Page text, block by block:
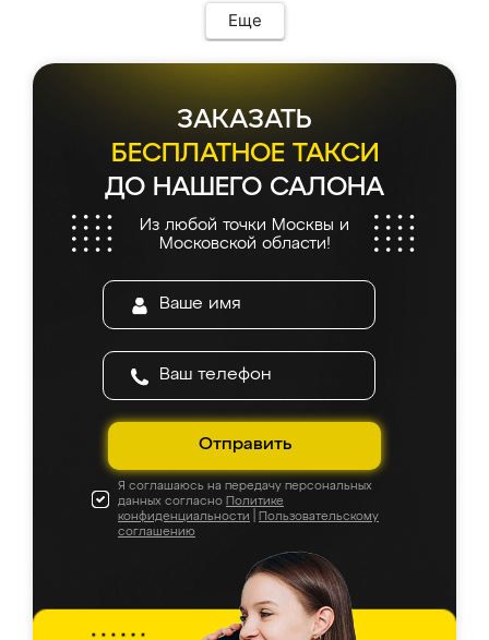
Еще
ЗАКАЗАТЬ
БЕСПЛАТНОЕ ТАКСИ
ДО НАШЕГО САЛОНА
Из любой точки Москвы и
Московской области!
Отправить
Я соглашаюсь на передачу персональных
данных согласно Политике
конфиденциальности
Пользовательскому
соглашению